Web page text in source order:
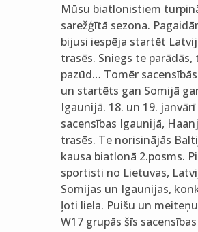
Mūsu biatlonistiem
sarežģītā sezona.
bijusi iespēja startēt
trasēs. Sniegs te parādās,
pazūd… Tomēr
un startēts gan Somijā
Igaunijā. 18. un 19. janvārī
sacensības Igaunijā,
trasēs. Te norisinājās
kausa biatlonā 2.posms.
sportisti no Lietuvas,
Somijas un Igaunijas,
ļoti liela. Puišu un
W17 grupās šīs